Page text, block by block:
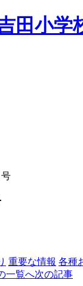
重要な情報 各種
一覧へ次の記事